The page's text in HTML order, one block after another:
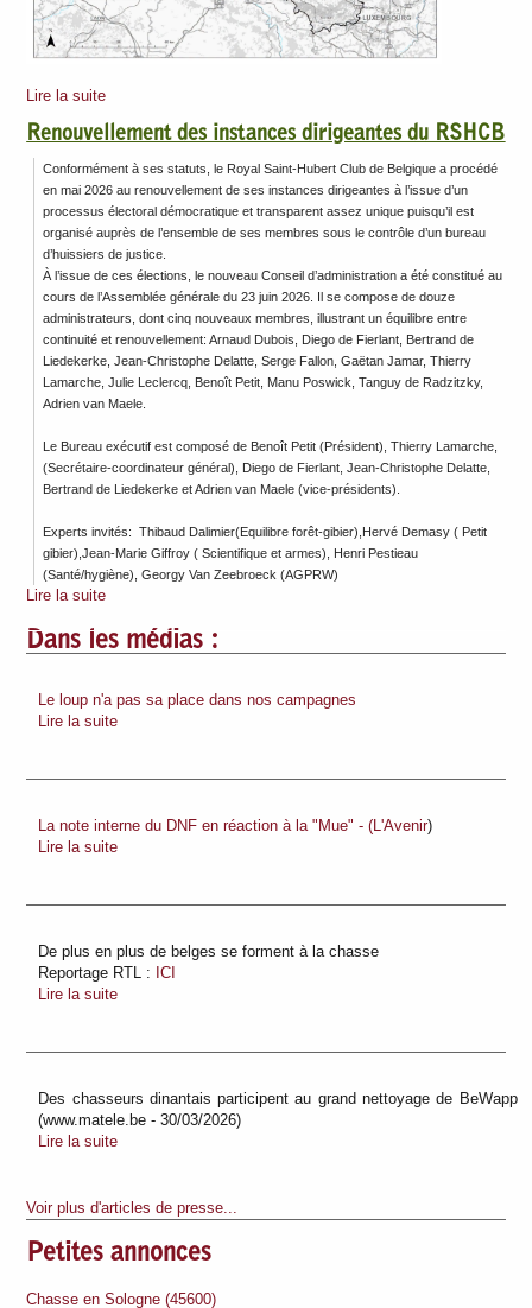
Lire la suite
Renouvellement des instances dirigeantes du RSHCB
Conformément à ses statuts, le Royal Saint-Hubert Club de Belgique a procédé
en mai 2026 au renouvellement de ses instances dirigeantes à l’issue d’un
processus électoral démocratique et transparent assez unique puisqu’il est
organisé auprès de l’ensemble de ses membres sous le contrôle d’un bureau
d’huissiers de justice.
À l’issue de ces élections, le nouveau Conseil d’administration a été constitué au
cours de l’Assemblée générale du 23 juin 2026. Il se compose de douze
administrateurs, dont cinq nouveaux membres, illustrant un équilibre entre
continuité et renouvellement: Arnaud Dubois, Diego de Fierlant, Bertrand de
Liedekerke, Jean-Christophe Delatte, Serge Fallon, Gaëtan Jamar, Thierry
Lamarche, Julie Leclercq, Benoît Petit, Manu Poswick, Tanguy de Radzitzky,
Adrien van Maele.
Le Bureau exécutif est composé de Benoît Petit (Président), Thierry Lamarche,
(Secrétaire-coordinateur général), Diego de Fierlant, Jean-Christophe Delatte,
Bertrand de Liedekerke et Adrien van Maele (vice-présidents).
Experts invités: Thibaud Dalimier(Equilibre forêt-gibier),Hervé Demasy ( Petit
gibier),Jean-Marie Giffroy ( Scientifique et armes), Henri Pestieau
(Santé/hygiène), Georgy Van Zeebroeck (AGPRW)
Lire la suite
Dans les médias :
Le loup n'a pas sa place dans nos campagnes
Lire la suite
La note interne du DNF en réaction à la "Mue" - (L'Avenir)
Lire la suite
De plus en plus de belges se forment à la chasse
Reportage RTL : ICI
Lire la suite
Des chasseurs dinantais participent au grand nettoyage de BeWapp
(www.matele.be - 30/03/2026)
Lire la suite
Voir plus d'articles de presse...
Petites annonces
Chasse en Sologne (45600)